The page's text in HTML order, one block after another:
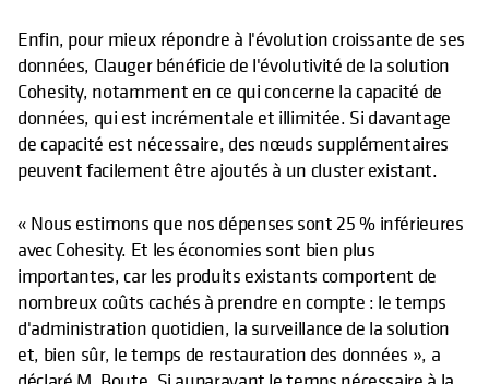
Enfin, pour mieux répondre à l'évolution croissante de ses
données, Clauger bénéficie de l'évolutivité de la solution
Cohesity, notamment en ce qui concerne la capacité de
données, qui est incrémentale et illimitée. Si davantage
de capacité est nécessaire, des nœuds supplémentaires
peuvent facilement être ajoutés à un cluster existant.
« Nous estimons que nos dépenses sont 25 % inférieures
avec Cohesity. Et les économies sont bien plus
importantes, car les produits existants comportent de
nombreux coûts cachés à prendre en compte : le temps
d'administration quotidien, la surveillance de la solution
et, bien sûr, le temps de restauration des données », a